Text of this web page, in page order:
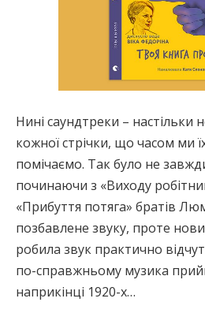
Нині саундтреки – настільки
кожної стрічки, що часом ми
помічаємо. Так було не
починаючи з «Виходу
«Прибуття потяга» братів
позбавлене звуку, проте
робила звук практично
по-справжньому музика
наприкінці 1920-х…